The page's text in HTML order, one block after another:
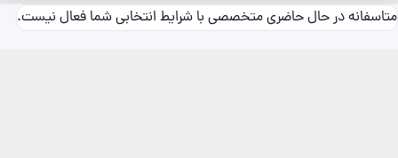
متاسفانه در حال حاضری متخصصی با شرایط انتخابی شما فعال نیست.